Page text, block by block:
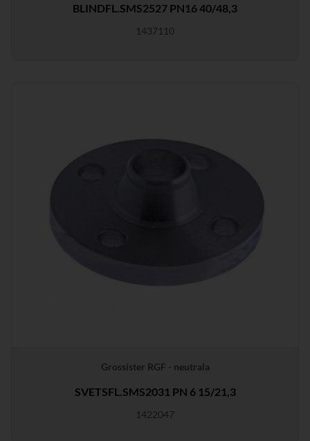
BLINDFL.SMS2527 PN16 40/48,3
1437110
Grossister RGF - neutrala
SVETSFL.SMS2031 PN 6 15/21,3
1422047